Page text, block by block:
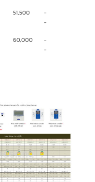
51,500
-
-
60,000
-
-